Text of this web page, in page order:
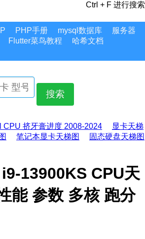
Ctrl + F 进行搜索
PHP手册 mysql数据库
服务器
Flutter菜鸟教程
哈希文档
搜索
CPU 挤牙膏进度 2008-2024
显卡天梯
笔记本显卡天梯图
固态硬盘天梯图
13900KS CPU天
能 参数 多核 跑分